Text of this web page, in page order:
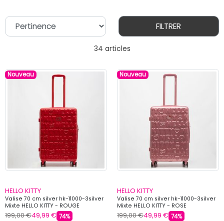
34 articles
FILTRER
Nouveau
HELLO KITTY
Valise 70 cm silver hk-11000-3silver
Mixte HELLO KITTY - ROUGE
199,00 €49,99 € 74%
Nouveau
HELLO KITTY
Valise 70 cm silver hk-11000-3silver
Mixte HELLO KITTY - ROSE
199,00 €49,99 € 74%